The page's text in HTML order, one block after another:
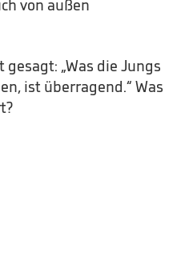
von außen
„Was die Jungs
ist überragend.“ Was